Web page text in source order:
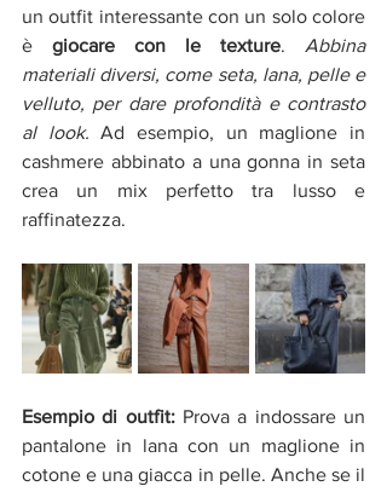
un outfit interessante con un solo colore
è giocare con le texture. Abbina
materiali diversi, come seta, lana, pelle e
velluto, per dare profondità e contrasto
al look. Ad esempio, un maglione in
cashmere abbinato a una gonna in seta
crea un mix perfetto tra lusso e
raffinatezza.
Esempio di outfit: Prova a indossare un
pantalone in lana con un maglione in
cotone e una giacca in pelle. Anche se il